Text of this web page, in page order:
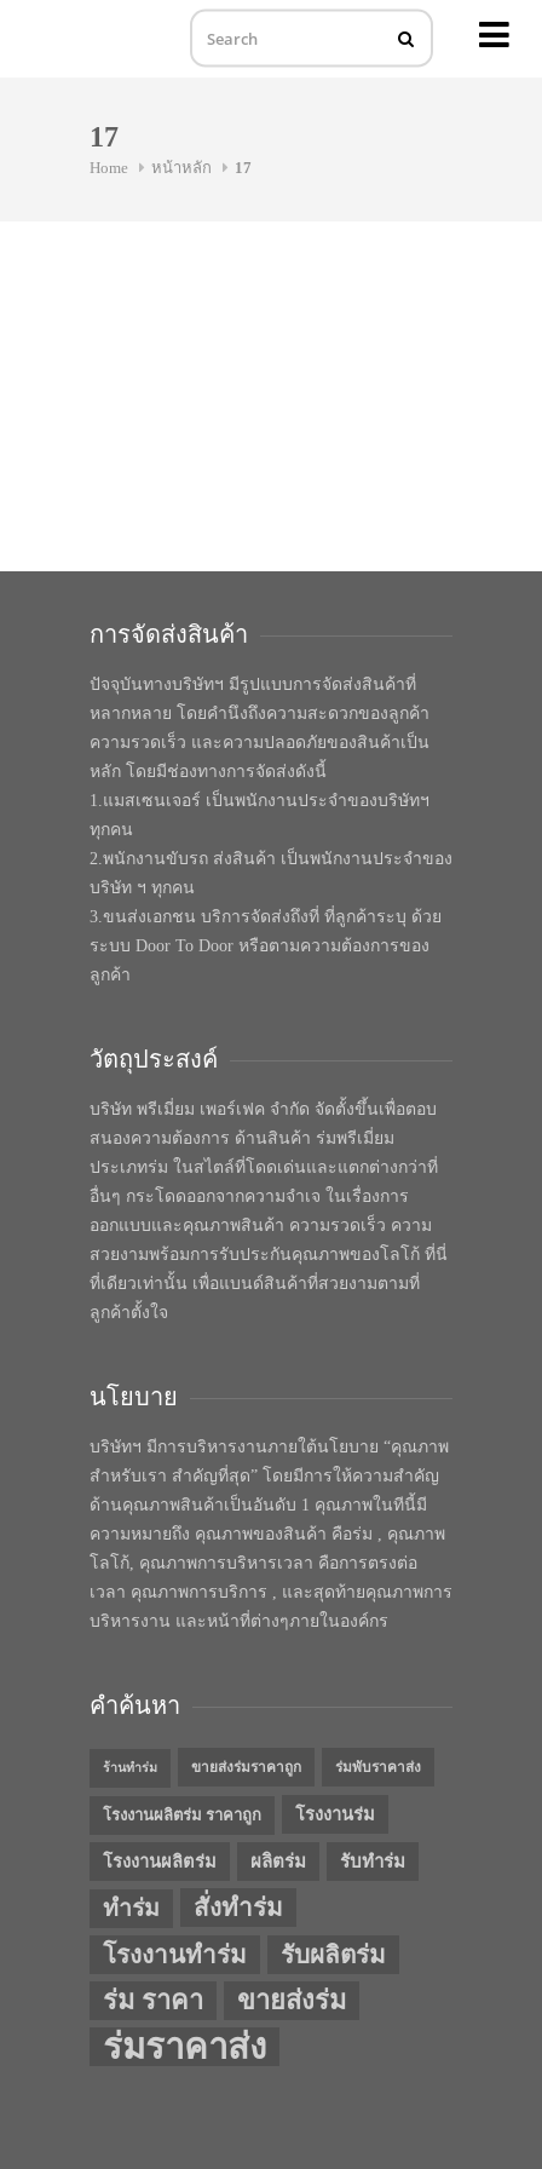
17
Home หน้าหลัก 17
การจัดส่งสินค้า
ปัจจุบันทางบริษัทฯ มีรูปแบบการจัดส่งสินค้าที่
หลากหลาย โดยคำนึงถึงความสะดวกของลูกค้า
ความรวดเร็ว และความปลอดภัยของสินค้าเป็น
หลัก โดยมีช่องทางการจัดส่งดังนี้
1.แมสเซนเจอร์ เป็นพนักงานประจำของบริษัทฯ
ทุกคน
2.พนักงานขับรถ ส่งสินค้า เป็นพนักงานประจำของ
บริษัท ฯ ทุกคน
3.ขนส่งเอกชน บริการจัดส่งถึงที่ ที่ลูกค้าระบุ ด้วย
ระบบ Door To Door หรือตามความต้องการของ
ลูกค้า
วัตถุประสงค์
บริษัท พรีเมี่ยม เพอร์เฟค จำกัด จัดตั้งขึ้นเพื่อตอบ
สนองความต้องการ ด้านสินค้า ร่มพรีเมี่ยม
ประเภทร่ม ในสไตล์ที่โดดเด่นและแตกต่างกว่าที่
อื่นๆ กระโดดออกจากความจำเจ ในเรื่องการ
ออกแบบและคุณภาพสินค้า ความรวดเร็ว ความ
สวยงามพร้อมการรับประกันคุณภาพของโลโก้ ที่นี่
ที่เดียวเท่านั้น เพื่อแบนด์สินค้าที่สวยงามตามที่
ลูกค้าตั้งใจ
นโยบาย
บริษัทฯ มีการบริหารงานภายใต้นโยบาย “คุณภาพ
สำหรับเรา สำคัญที่สุด” โดยมีการให้ความสำคัญ
ด้านคุณภาพสินค้าเป็นอันดับ 1 คุณภาพในทีนี้มี
ความหมายถึง คุณภาพของสินค้า คือร่ม , คุณภาพ
โลโก้, คุณภาพการบริหารเวลา คือการตรงต่อ
เวลา คุณภาพการบริการ , และสุดท้ายคุณภาพการ
บริหารงาน และหน้าที่ต่างๆภายในองค์กร
คำค้นหา
ร้านทำร่ม ขายส่งร่มราคาถูก ร่มพับราคาส่ง
โรงงานผลิตร่ม ราคาถูก โรงงานร่ม
โรงงานผลิตร่ม ผลิตร่ม รับทำร่ม
ทำร่ม
สั่งทำร่ม
โรงงานทำร่ม
รับผลิตร่ม
ร่ม ราคา ขายส่งร่ม
ร่มราคาส่ง